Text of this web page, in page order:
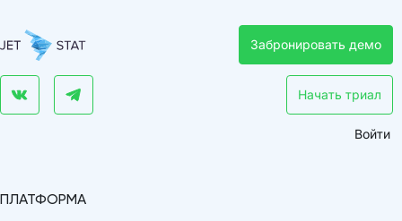
Забронировать демо
Начать триал
Войти
ПЛАТФОРМА